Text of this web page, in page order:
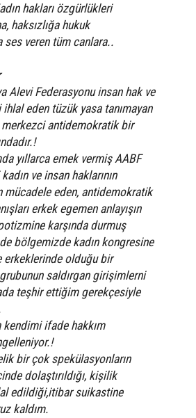
hakları özgürlükleri
haksızlığa hukuk
ses veren tüm canlara..
Alevi Federasyonu insan hak ve
eden tüzük yasa tanımayan
antidemokratik bir
yıllarca emek vermiş AABF
ve insan haklarının
mücadele eden, antidemokratik
erkek egemen anlayışın
karşında durmuş
bölgemizde kadın kongresine
erkeklerinde olduğu bir
saldırgan girişimlerni
teşhir ettiğim gerekçesiyle
kendimi ifade hakkım
bir çok spekülasyonların
dolaştırıldığı, kișilik
edildiği,itibar suikastine
kaldım.